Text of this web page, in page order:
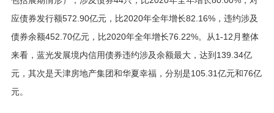
应债券发行额572.90亿元，比2020年全年增长82.16%，违约涉及
债券余额452.70亿元，比2020年全年增长76.22%。从1-12月整体
来看，蓝光发展境内信用债券违约涉及余额最大，达到139.34亿
元，其次是天津房地产集团和华夏幸福，分别是105.31亿元和76亿
元。